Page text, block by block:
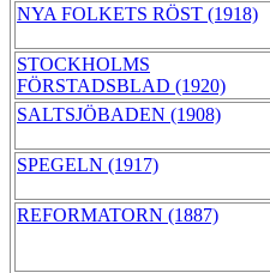
NYA FOLKETS RÖST (1918)
STOCKHOLMS
FÖRSTADSBLAD (1920)
SALTSJÖBADEN (1908)
SPEGELN (1917)
REFORMATORN (1887)